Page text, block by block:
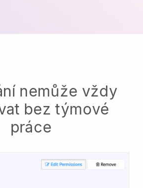
nemůže vždy
bez týmové
práce